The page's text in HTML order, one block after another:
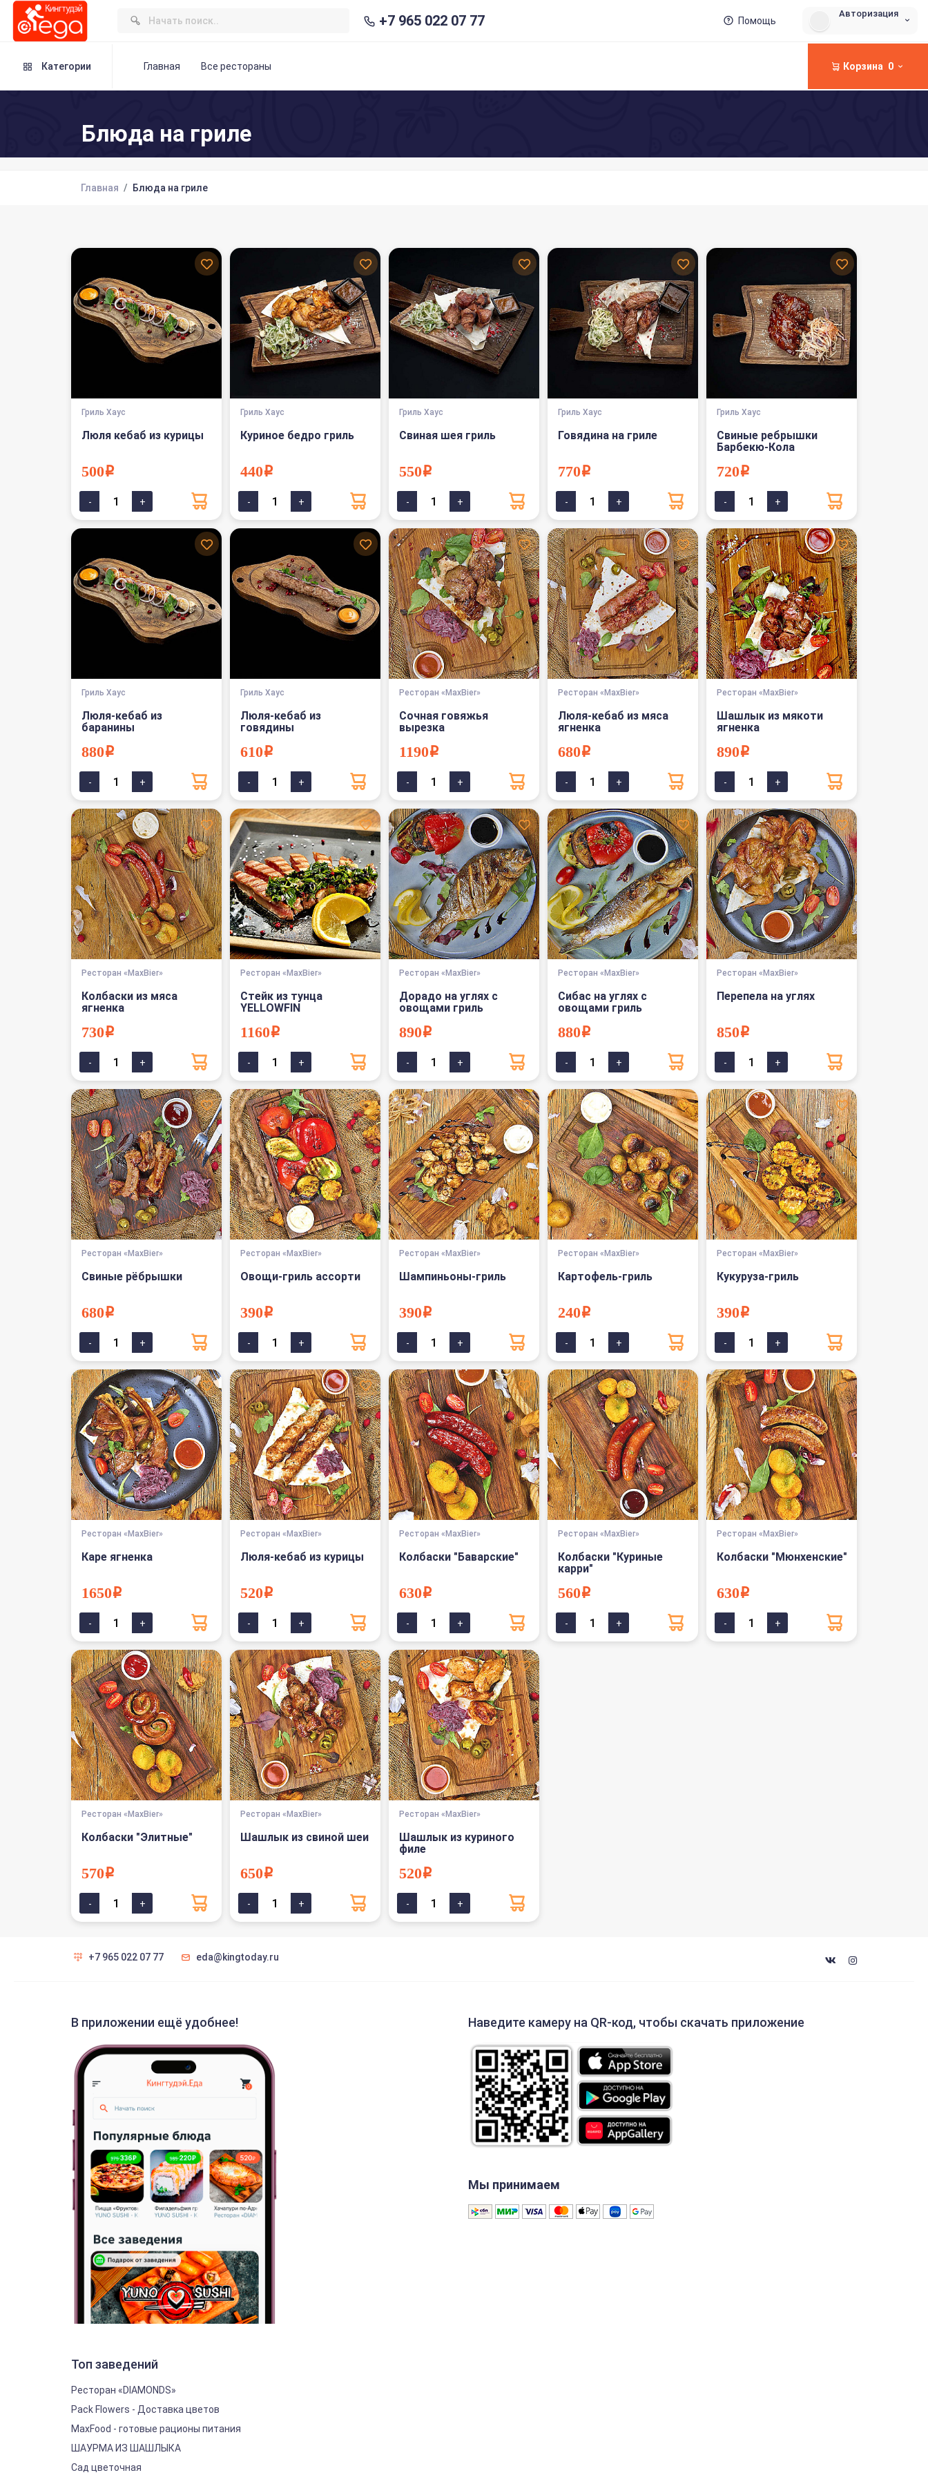
+7 965 022 07 77 Помощь
Авторизация
Категории Главная Все рестораны Корзина 0
Блюда на гриле
Главная Блюда на гриле
Гриль Хаус
Люля кебаб из курицы
500i
Гриль Хаус
Куриное бедро гриль
440i
Гриль Хаус
Свиная шея гриль
550i
Гриль Хаус
Говядина на гриле
770i
Гриль Хаус
Свиные ребрышки
Барбекю-Кола
720i
Гриль Хаус
Люля-кебаб из
баранины
880i
Гриль Хаус
Люля-кебаб из
говядины
610i
Ресторан «MaxBier»
Сочная говяжья
вырезка
1190i
Ресторан «MaxBier»
Люля-кебаб из мяса
ягненка
680i
Ресторан «MaxBier»
Шашлык из мякоти
ягненка
890i
Ресторан «MaxBier»
Колбаски из мяса
ягненка
730i
Ресторан «MaxBier»
Стейк из тунца
YELLOWFIN
1160i
Ресторан «MaxBier»
Дорадо на углях с
овощами гриль
890i
Ресторан «MaxBier»
Сибас на углях с
овощами гриль
880i
Ресторан «MaxBier»
Перепела на углях
850i
Ресторан «MaxBier»
Свиные рёбрышки
680i
Ресторан «MaxBier»
Овощи-гриль ассорти
390i
Ресторан «MaxBier»
Шампиньоны-гриль
390i
Ресторан «MaxBier»
Картофель-гриль
240i
Ресторан «MaxBier»
Кукуруза-гриль
390i
Ресторан «MaxBier»
Каре ягненка
1650i
Ресторан «MaxBier»
Люля-кебаб из курицы
520i
Ресторан «MaxBier»
Колбаски "Баварские"
630i
Ресторан «MaxBier»
Колбаски "Куриные
карри"
560i
Ресторан «MaxBier»
Колбаски "Мюнхенские"
630i
Ресторан «MaxBier»
Колбаски "Элитные"
570i
Ресторан «MaxBier»
Шашлык из свиной шеи
650i
Ресторан «MaxBier»
Шашлык из куриного
филе
520i
+7 965 022 07 77 eda@kingtoday.ru
В приложении ещё удобнее! Наведите камеру на QR-код, чтобы скачать приложение
Мы принимаем
Топ заведений
Ресторан «DIAMONDS»
Pack Flowers - Доставка цветов
MaxFood - готовые рационы питания
ШАУРМА ИЗ ШАШЛЫКА
Сад цветочная